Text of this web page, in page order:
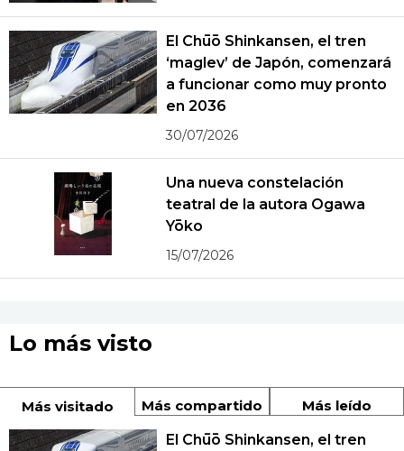
El Chūō Shinkansen, el tren
‘maglev’ de Japón, comenzará
a funcionar como muy pronto
en 2036
30/07/2026
Una nueva constelación
teatral de la autora Ogawa
Yōko
15/07/2026
Lo más visto
Más visitado Más compartido Más leído
El Chūō Shinkansen, el tren